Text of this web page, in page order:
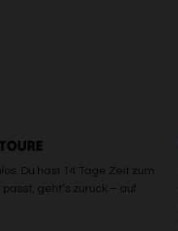
Du hast 14 Tage Zeit zum
geht’s zurück – auf